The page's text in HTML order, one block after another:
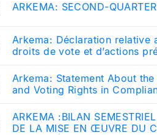
ARKEMA: SECOND-
Arkema: Déclaration relative
droits de vote et d’actions
Arkema: Statement About
and Voting Rights in
ARKEMA :BILAN
DE LA MISE EN ŒUVRE DU